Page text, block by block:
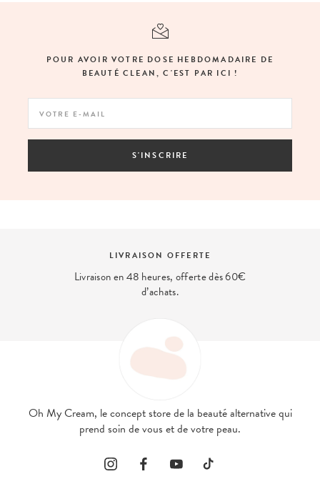
POUR AVOIR VOTRE DOSE HEBDOMADAIRE DE
BEAUTÉ CLEAN, C'EST PAR ICI !
S'INSCRIRE
LIVRAISON OFFERTE
Livraison en 48 heures, offerte dès 60€
d’achats.
Oh My Cream, le concept store de la beauté alternative qui
prend soin de vous et de votre peau.